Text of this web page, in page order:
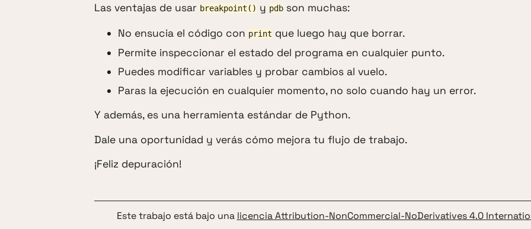
Las ventajas de usar breakpoint() y pdb son muchas:
No ensucia el código con print que luego hay que borrar.
Permite inspeccionar el estado del programa en cualquier punto.
Puedes modificar variables y probar cambios al vuelo.
Paras la ejecución en cualquier momento, no solo cuando hay un error.
Y además, es una herramienta estándar de Python.
Dale una oportunidad y verás cómo mejora tu flujo de trabajo.
¡Feliz depuración!
Este trabajo está bajo una licencia Attribution-NonCommercial-NoDerivatives 4.0